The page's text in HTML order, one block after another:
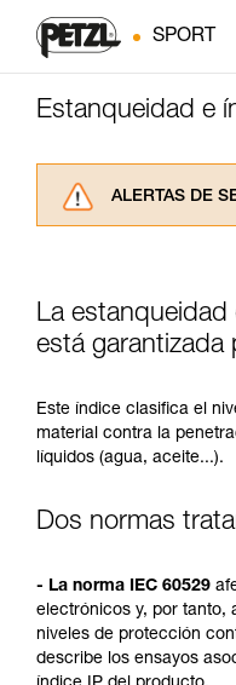
SPORT
Estanqueidad e
ALERTAS DE
información de
comprender
Dominar estas
través de un
ejecutar estas
seguridad,
Damos
su actividad.
La estanqueidad
está garantizada
Este índice clasifica el
material contra la
líquidos (agua, aceite...).
Dos normas
- La norma IEC 60529
electrónicos y, por tanto,
niveles de protección
describe los ensayos